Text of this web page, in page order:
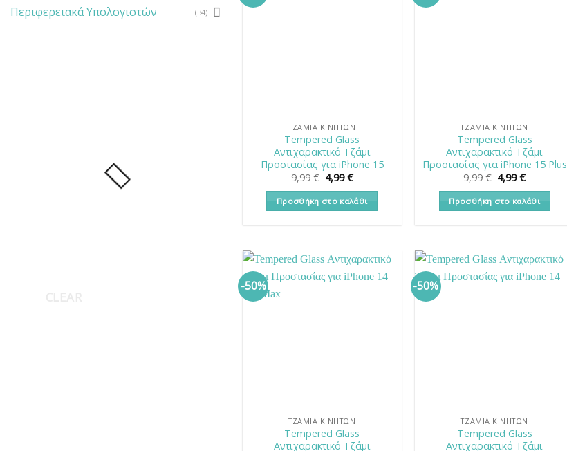
Περιφερειακά Υπολογιστών (34)
ΤΖΆΜΙΑ ΚΙΝΗΤΏΝ
Tempered Glass
Αντιχαρακτικό Τζάμι
Προστασίας για iPhone 15
9,99€ Original
price
was:
9,99 €.
4,99€Η
τιμή
είναι:
4,99 €.
Προσθήκη στο καλάθι
ΤΖΆΜΙΑ ΚΙΝΗΤΏΝ
Tempered Glass
Αντιχαρακτικό Τζάμι
Προστασίας για iPhone 15 Plus
9,99€ Original
price
was:
9,99 €.
4,99€Η
τιμή
είναι:
4,99 €.
Προσθήκη στο καλάθι
-50%
ΤΖΆΜΙΑ ΚΙΝΗΤΏΝ
Tempered Glass
Αντιχαρακτικό Τζάμι
-50%
ΤΖΆΜΙΑ ΚΙΝΗΤΏΝ
Tempered Glass
Αντιχαρακτικό Τζάμι